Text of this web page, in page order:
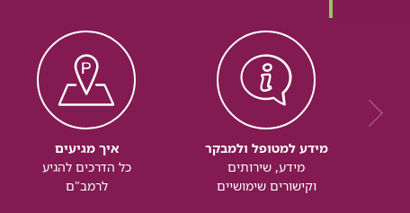
מידע למטופל ולמבקר
מידע, שירותים
וקישורים שימושיים
איך מגיעים
כל הדרכים להגיע
לרמב"ם